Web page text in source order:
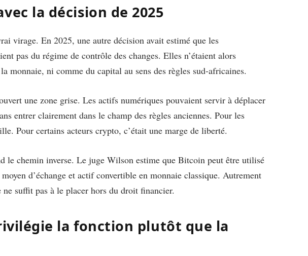
la décision de 2025
virage. En 2025, une autre décision avait estimé que les
pas du régime de contrôle des changes. Elles n’étaient alors
monnaie, ni comme du capital au sens des règles sud-africaines.
une zone grise. Les actifs numériques pouvaient servir à déplacer
entrer clairement dans le champ des règles anciennes. Pour les
Pour certains acteurs crypto, c’était une marge de liberté.
le chemin inverse. Le juge Wilson estime que Bitcoin peut être utilisé
d’échange et actif convertible en monnaie classique. Autrement
suffit pas à le placer hors du droit financier.
la fonction plutôt que la